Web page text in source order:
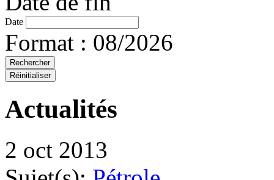
Date
Format : 08/2026
Actualités
2 oct 2013